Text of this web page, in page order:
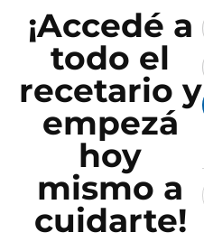
¡Accedé a
todo el
recetario y
empezá
hoy
mismo a
cuidarte!